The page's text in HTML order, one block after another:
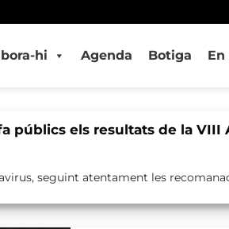
hi Agenda Botiga
fa públics els resultats de la VIII
seguint atentament les